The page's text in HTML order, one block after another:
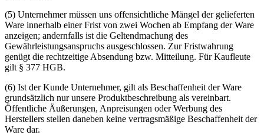
(5) Unternehmer müssen uns offensichtliche Mängel der gelieferten
Ware innerhalb einer Frist von zwei Wochen ab Empfang der Ware
anzeigen; andernfalls ist die Geltendmachung des
Gewährleistungsanspruchs ausgeschlossen. Zur Fristwahrung
genügt die rechtzeitige Absendung bzw. Mitteilung. Für Kaufleute
gilt § 377 HGB.
(6) Ist der Kunde Unternehmer, gilt als Beschaffenheit der Ware
grundsätzlich nur unsere Produktbeschreibung als vereinbart.
Öffentliche Äußerungen, Anpreisungen oder Werbung des
Herstellers stellen daneben keine vertragsmäßige Beschaffenheit der
Ware dar.